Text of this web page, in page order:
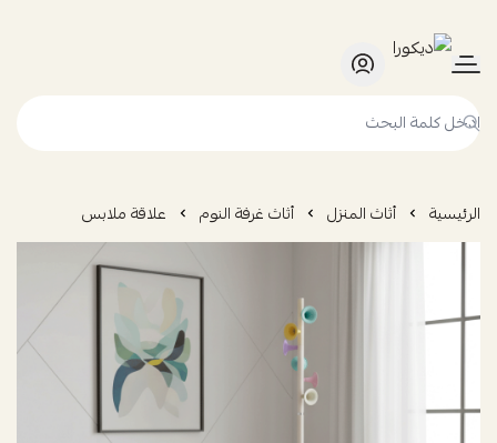
ديكورا
الرئيسية أثاث المنزل أثاث غرفة النوم علاقة ملابس